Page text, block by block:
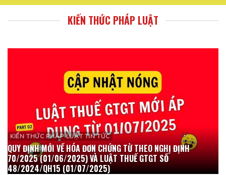
KIẾN THỨC PHÁP LUẬT
KIẾN THỨC PHÁP LUẬT TIN TỨC
QUY ĐỊNH MỚI VỀ HÓA ĐƠN CHỨNG TỪ THEO NGHỊ ĐỊNH
70/2025 (01/06/2025) VÀ LUẬT THUẾ GTGT SỐ
48/2024/QH15 (01/07/2025)